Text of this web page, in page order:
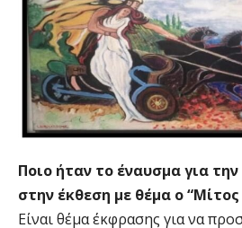
Ποιο ήταν το έναυσμα για
στην έκθεση με θέμα ο
Είναι θέμα έκφρασης για να